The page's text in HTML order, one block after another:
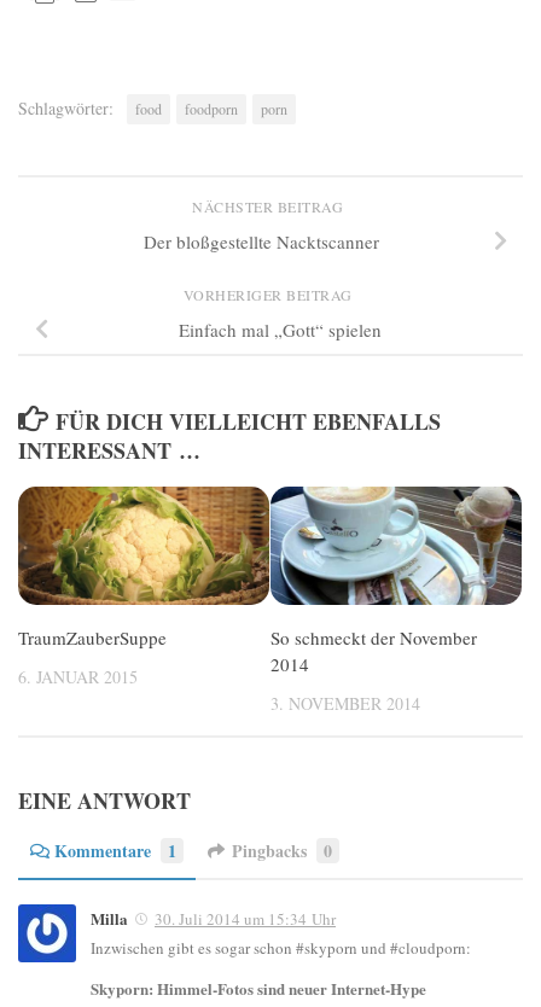
Schlagwörter: food foodporn porn
NÄCHSTER BEITRAG
Der bloßgestellte Nacktscanner
VORHERIGER BEITRAG
Einfach mal „Gott“ spielen
FÜR DICH VIELLEICHT EBENFALLS
INTERESSANT …
TraumZauberSuppe
6. JANUAR 2015
So schmeckt der November
2014
3. NOVEMBER 2014
EINE ANTWORT
Kommentare 1 Pingbacks 0
Milla
30. Juli 2014 um 15:34 Uhr
Inzwischen gibt es sogar schon #skyporn und #cloudporn:
Skyporn: Himmel-Fotos sind neuer Internet-Hype